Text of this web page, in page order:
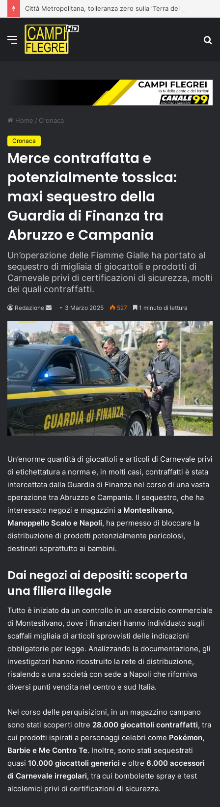
Menu
Home / Cronaca
Cronaca
Merce contraffatta e
potenzialmente tossica:
maxi sequestro della
Guardia di Finanza tra
Abruzzo e Campania
Un’operazione delle Fiamme Gialle ha portato al
sequestro di migliaia di giocattoli e prodotti di
Carnevale privi di certificazioni di sicurezza, molti
dei quali contraffatti.
Redazione
Send
email
3 Marzo 2025 527 1 minuto di lettura
Un’enorme quantità di giocattoli e articoli di Carnevale privi
di etichettatura a norma e, in molti casi, contraffatti è stata
intercettata dalla Guardia di Finanza nel corso di una vasta
operazione tra Abruzzo e Campania. Il sequestro, che ha
interessato negozi e magazzini a Montesilvano,
Manoppello Scalo e Napoli, ha permesso di bloccare la
distribuzione di prodotti potenzialmente pericolosi,
destinati soprattutto ai bambini.
Dai negozi ai depositi: scoperta
una filiera illegale
Tutto è iniziato da un controllo in un esercizio commerciale
di Montesilvano, dove i finanzieri hanno individuato sugli
scaffali migliaia di articoli sprovvisti delle indicazioni
obbligatorie per legge. Analizzando la documentazione, gli
investigatori hanno ricostruito la rete di distribuzione,
risalendo a una società con sede a Napoli che riforniva
diversi punti vendita nel centro e sud Italia.
Nel corso delle perquisizioni, in un magazzino campano
sono stati scoperti oltre 28.000 giocattoli contraffatti, tra
cui prodotti ispirati a personaggi celebri come Pokémon,
Barbie e Me Contro Te. Inoltre, sono stati sequestrati
quasi 10.000 giocattoli generici e oltre 6.000 accessori
di Carnevale irregolari, tra cui bombolette spray e test
alcolemici privi di certificazioni di sicurezza.